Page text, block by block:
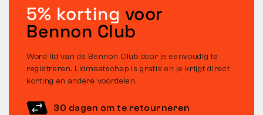
5% korting voor
Bennon Club
Word lid van de Bennon Club door je eenvoudig te
registreren. Lidmaatschap is gratis en je krijgt direct
korting en andere voordelen.
30 dagen om te retourneren